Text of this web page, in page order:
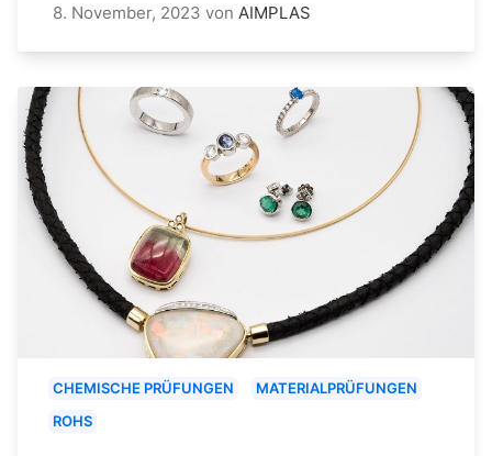
8. November, 2023 von AIMPLAS
CHEMISCHE PRÜFUNGEN
MATERIALPRÜFUNGEN
ROHS